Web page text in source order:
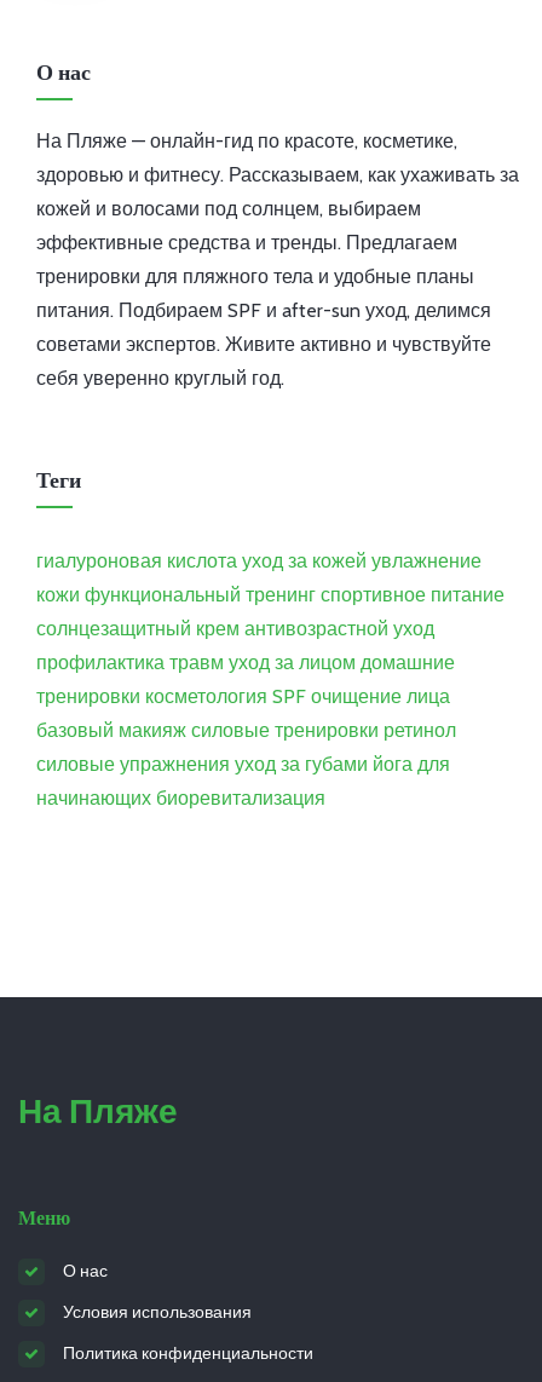
О нас
На Пляже — онлайн-гид по красоте, косметике,
здоровью и фитнесу. Рассказываем, как ухаживать за
кожей и волосами под солнцем, выбираем
эффективные средства и тренды. Предлагаем
тренировки для пляжного тела и удобные планы
питания. Подбираем SPF и after-sun уход, делимся
советами экспертов. Живите активно и чувствуйте
себя уверенно круглый год.
Теги
гиалуроновая кислота уход за кожей увлажнение
кожи функциональный тренинг спортивное питание
солнцезащитный крем антивозрастной уход
профилактика травм уход за лицом домашние
тренировки косметология SPF очищение лица
базовый макияж силовые тренировки ретинол
силовые упражнения уход за губами йога для
начинающих биоревитализация
На Пляже
Меню
О нас
Условия использования
Политика конфиденциальности